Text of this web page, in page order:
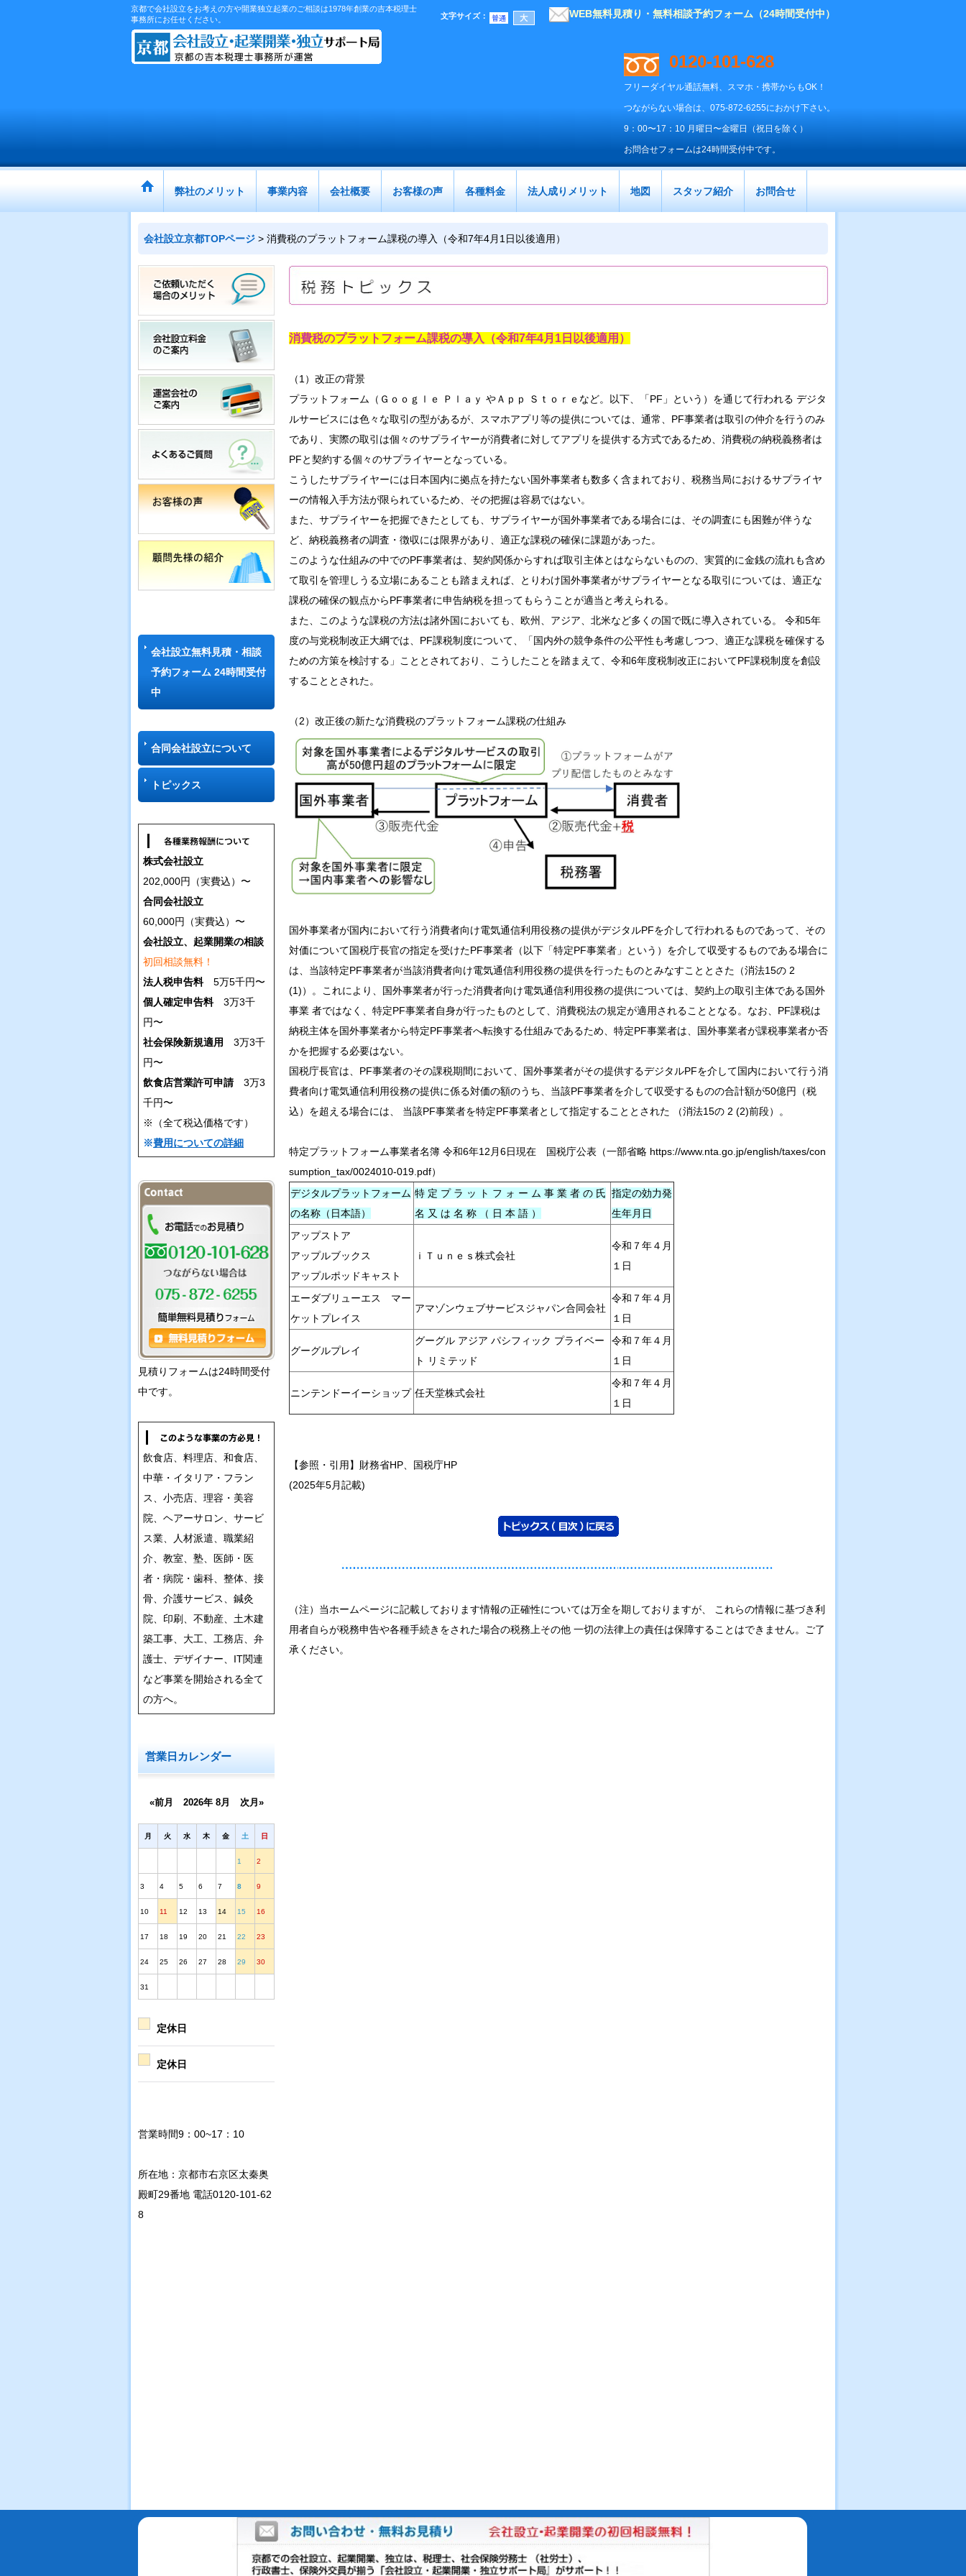
京都で会社設立をお考えの方や開業独立起業のご相談は1978年創業の吉本税理士
事務所にお任せください。
WEB無料見積り・無料相談予約フォーム（24時間受付中）
文字サイズ：
0120-101-628
フリーダイヤル通話無料、スマホ・携帯からもOK！
つながらない場合は、075-872-6255におかけ下さい。
9：00〜17：10 月曜日〜金曜日（祝日を除く）
お問合せフォームは24時間受付中です。
弊社のメリット 事業内容 会社概要 お客様の声 各種料金 法人成りメリット 地図 スタッフ紹介 お問合せ
会社設立京都TOPページ > 消費税のプラットフォーム課税の導入（令和7年4月1日以後適用）
会社設立無料見積・相談
予約フォーム 24時間受付
中
合同会社設立について
トピックス
株式会社設立
202,000円（実費込）〜
合同会社設立
60,000円（実費込）〜
会社設立、起業開業の相談
初回相談無料！
法人税申告料5万5千円〜
個人確定申告料3万3千
円〜
社会保険新規適用 3万3千
円〜
飲食店営業許可申請3万3
千円〜
※（全て税込価格です）
※費用についての詳細
見積りフォームは24時間受付
中です。
飲食店、料理店、和食店、
中華・イタリア・フラン
ス、小売店、理容・美容
院、ヘアーサロン、サービ
ス業、人材派遣、職業紹
介、教室、塾、医師・医
者・病院・歯科、整体、接
骨、介護サービス、鍼灸
院、印刷、不動産、土木建
築工事、大工、工務店、弁
護士、デザイナー、IT関連
など事業を開始される全て
の方へ。
営業日カレンダー
«前月 2026年 8月 次月»
月 火 水 木 金 土 日
1 2
3 4 5 6 7 8 9
10 11 12 13 14 15 16
17 18 19 20 21 22 23
24 25 26 27 28 29 30
31
定休日
定休日
営業時間9：00~17：10
所在地：京都市右京区太秦奥
殿町29番地 電話0120-101-62
8
消費税のプラットフォーム課税の導入（令和7年4月1日以後適用）
（1）改正の背景
プラットフォーム（Ｇｏｏｇｌｅ Ｐｌａｙ やＡｐｐ Ｓｔｏｒｅなど。以下、「PF」という）を通じて行われる デジタ
ルサービスには色々な取引の型があるが、スマホアプリ等の提供については、通常、PF事業者は取引の仲介を行うのみ
であり、実際の取引は個々のサプライヤーが消費者に対してアプリを提供する方式であるため、消費税の納税義務者は
PFと契約する個々のサプライヤーとなっている。
こうしたサプライヤーには日本国内に拠点を持たない国外事業者も数多く含まれており、税務当局におけるサプライヤ
ーの情報入手方法が限られているため、その把握は容易ではない。
また、サプライヤーを把握できたとしても、サプライヤーが国外事業者である場合には、その調査にも困難が伴うな
ど、納税義務者の調査・徴収には限界があり、適正な課税の確保に課題があった。
このような仕組みの中でのPF事業者は、契約関係からすれば取引主体とはならないものの、実質的に金銭の流れも含め
て取引を管理しうる立場にあることも踏まえれば、とりわけ国外事業者がサプライヤーとなる取引については、適正な
課税の確保の観点からPF事業者に申告納税を担ってもらうことが適当と考えられる。
また、このような課税の方法は諸外国においても、欧州、アジア、北米など多くの国で既に導入されている。 令和5年
度の与党税制改正大綱では、PF課税制度について、「国内外の競争条件の公平性も考慮しつつ、適正な課税を確保する
ための方策を検討する」こととされており、こうしたことを踏まえて、令和6年度税制改正においてPF課税制度を創設
することとされた。
（2）改正後の新たな消費税のプラットフォーム課税の仕組み
国外事業者が国内において行う消費者向け電気通信利用役務の提供がデジタルPFを介して行われるものであって、その
対価について国税庁長官の指定を受けたPF事業者（以下「特定PF事業者」という）を介して収受するものである場合に
は、当該特定PF事業者が当該消費者向け電気通信利用役務の提供を行ったものとみなすこととさた（消法15の 2
(1)）。これにより、国外事業者が行った消費者向け電気通信利用役務の提供については、契約上の取引主体である国外
事業 者ではなく、特定PF事業者自身が行ったものとして、消費税法の規定が適用されることとなる。なお、PF課税は
納税主体を国外事業者から特定PF事業者へ転換する仕組みであるため、特定PF事業者は、国外事業者が課税事業者か否
かを把握する必要はない。
国税庁長官は、PF事業者のその課税期間において、国外事業者がその提供するデジタルPFを介して国内において行う消
費者向け電気通信利用役務の提供に係る対価の額のうち、当該PF事業者を介して収受するものの合計額が50億円（税
込）を超える場合には、 当該PF事業者を特定PF事業者として指定することとされた （消法15の 2 (2)前段）。
特定プラットフォーム事業者名簿 令和6年12月6日現在 国税庁公表（一部省略 https://www.nta.go.jp/english/taxes/con
sumption_tax/0024010-019.pdf）
デジタルプラットフォーム
の名称（日本語）
特 定 プ ラ ッ ト フ ォ ー ム 事 業 者 の 氏
名 又 は 名 称 （ 日 本 語 ）
指定の効力発
生年月日
アップストア
アップルブックス
アップルポッドキャスト
ｉＴｕｎｅｓ株式会社
令和７年４月
１日
エーダブリューエス マー
ケットプレイス
アマゾンウェブサービスジャパン合同会社
令和７年４月
１日
グーグルプレイ
グーグル アジア パシフィック プライベー
ト リミテッド
令和７年４月
１日
ニンテンドーイーショップ 任天堂株式会社
令和７年４月
１日
【参照・引用】財務省HP、国税庁HP
(2025年5月記載)
（注）当ホームページに記載しております情報の正確性については万全を期しておりますが、 これらの情報に基づき利
用者自らが税務申告や各種手続きをされた場合の税務上その他 一切の法律上の責任は保障することはできません。ご了
承ください。